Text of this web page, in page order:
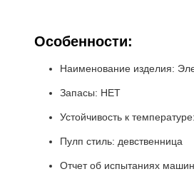
Особенности:
Наименование изделия:
Запасы: НЕТ
Устойчивость к
Пулп стиль: девственница
Отчет об испытаниях